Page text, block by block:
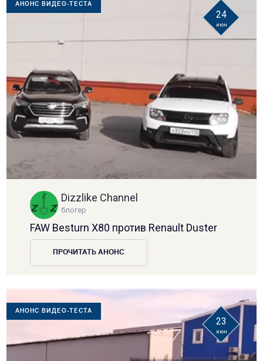
АНОНС ВИДЕО-ТЕСТА
24
июн
Dizzlike Channel
блогер
FAW Besturn X80 против Renault Duster
ПРОЧИТАТЬ АНОНС
АНОНС ВИДЕО-ТЕСТА
23
июн